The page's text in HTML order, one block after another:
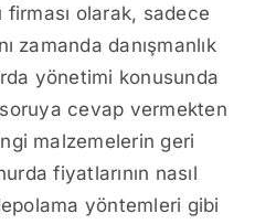
firması olarak, sadece
zamanda danışmanlık
yönetimi konusunda
soruya cevap vermekten
malzemelerin geri
fiyatlarının nasıl
yöntemleri gibi